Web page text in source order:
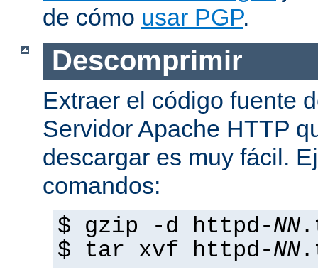
de cómo usar PGP.
Descomprimir
Extraer el código fuente
Servidor Apache HTTP
descargar es muy fácil.
comandos:
$ gzip -d httpd-NN
$ tar xvf httpd-NN